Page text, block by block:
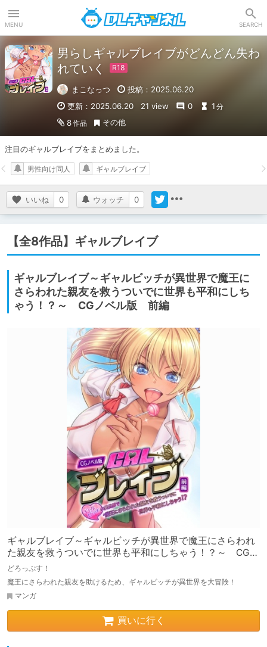
MENU SEARCH
男らしギャルブレイブがどんどん失わ
れていく
まこなっつ
投稿：2025.06.20
更新：2025.06.20
21 view 0 1 分
8作品 その他
注目のギャルブレイブをまとめました。
いいね 0 ウォッチ 0
男性向け同人 ギャルブレイブ
【全8作品】ギャルブレイブ
ギャルブレイブ～ギャルビッチが異世界で魔王に
さらわれた親友を救うついでに世界も平和にしち
ゃう！？～ CGノベル版 前編
ギャルブレイブ～ギャルビッチが異世界で魔王にさらわれ
た親友を救うついでに世界も平和にしちゃう！？～ CGノ
ベル版 前編
どろっぷす！
魔王にさらわれた親友を助けるため、ギャルビッチが異世界を大冒険！
マンガ
買いに行く